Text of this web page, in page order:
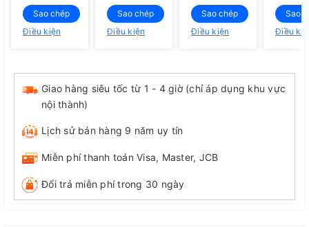
Sao chép
Điều kiện
Sao chép
Điều kiện
Sao chép
Điều kiện
Sao
Điều
Giao hàng siêu tốc từ 1 - 4 giờ (chỉ áp dụng khu vực
nội thành)
Lịch sử bán hàng 9 năm uy tín
Miễn phí thanh toán Visa, Master, JCB
Đổi trả miễn phí trong 30 ngày